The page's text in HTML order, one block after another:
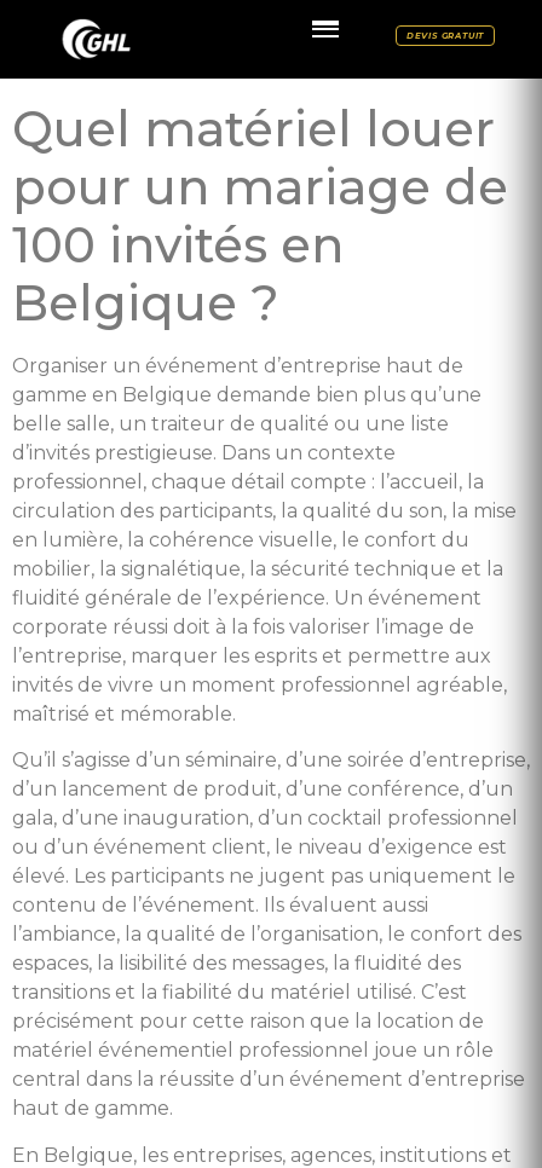
DEVIS GRATUIT
Quel matériel louer
pour un mariage de
100 invités en
Belgique ?
Organiser un événement d’entreprise haut de
gamme en Belgique demande bien plus qu’une
belle salle, un traiteur de qualité ou une liste
d’invités prestigieuse. Dans un contexte
professionnel, chaque détail compte : l’accueil, la
circulation des participants, la qualité du son, la mise
en lumière, la cohérence visuelle, le confort du
mobilier, la signalétique, la sécurité technique et la
fluidité générale de l’expérience. Un événement
corporate réussi doit à la fois valoriser l’image de
l’entreprise, marquer les esprits et permettre aux
invités de vivre un moment professionnel agréable,
maîtrisé et mémorable.
Qu’il s’agisse d’un séminaire, d’une soirée d’entreprise,
d’un lancement de produit, d’une conférence, d’un
gala, d’une inauguration, d’un cocktail professionnel
ou d’un événement client, le niveau d’exigence est
élevé. Les participants ne jugent pas uniquement le
contenu de l’événement. Ils évaluent aussi
l’ambiance, la qualité de l’organisation, le confort des
espaces, la lisibilité des messages, la fluidité des
transitions et la fiabilité du matériel utilisé. C’est
précisément pour cette raison que la location de
matériel événementiel professionnel joue un rôle
central dans la réussite d’un événement d’entreprise
haut de gamme.
En Belgique, les entreprises, agences, institutions et